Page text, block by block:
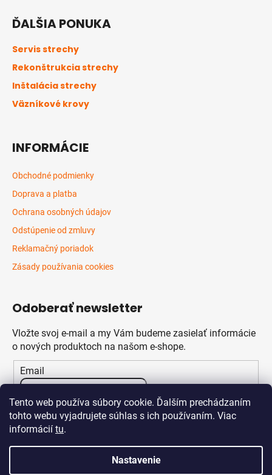
Tento web používa súbory cookie. Ďalším prechádzaním
tohto webu vyjadrujete súhlas s ich používaním. Viac
informácií tu.
Nastavenie
ĎALŠIA PONUKA
Servis strechy
Rekonštrukcia strechy
Inštalácia strechy
Väzníkové krovy
INFORMÁCIE
Obchodné podmienky
Doprava a platba
Ochrana osobných údajov
Odstúpenie od zmluvy
Reklamačný poriadok
Zásady používania cookies
Odoberať newsletter
Vložte svoj e-mail a my Vám budeme zasielať informácie
o nových produktoch na našom e-shope.
Email
Vložením e-mailu súhlasíte spodmienkami ochrany
osobných údajov
PRIHLÁSIŤ SA